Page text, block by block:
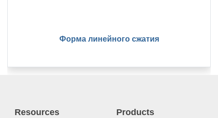
Форма линейного сжатия
Resources Products